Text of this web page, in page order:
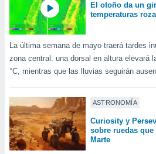
y
forma
digital
basada
permite
seguir
contenido
El otoño da un
temperaturas
La última semana de mayo traerá tardes
zona central: una dorsal en altura elevará
°C, mientras que las lluvias seguirán
ASTRONOMÍA
Curiosity y
sobre ruedas
Marte